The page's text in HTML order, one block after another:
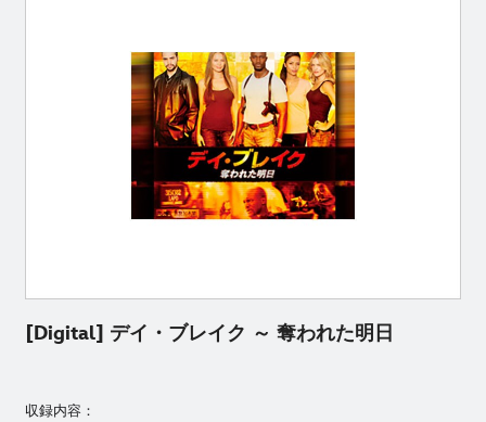
[Digital] デイ・ブレイク ～ 奪われた明日
収録内容：